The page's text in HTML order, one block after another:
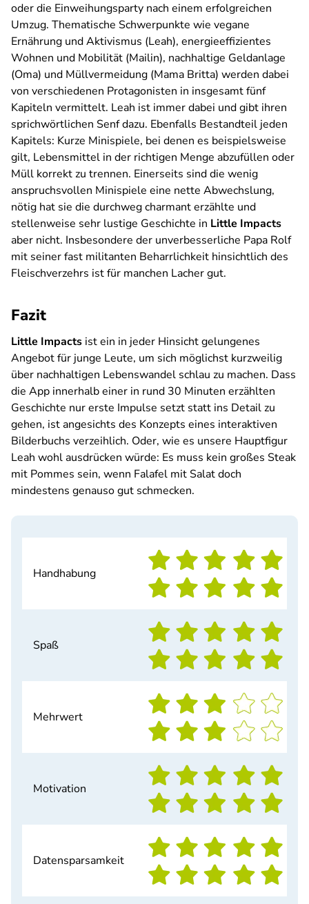
oder die Einweihungsparty nach einem erfolgreichen
Umzug. Thematische Schwerpunkte wie vegane
Ernährung und Aktivismus (Leah), energieeffizientes
Wohnen und Mobilität (Mailin), nachhaltige Geldanlage
(Oma) und Müllvermeidung (Mama Britta) werden dabei
von verschiedenen Protagonisten in insgesamt fünf
Kapiteln vermittelt. Leah ist immer dabei und gibt ihren
sprichwörtlichen Senf dazu. Ebenfalls Bestandteil jeden
Kapitels: Kurze Minispiele, bei denen es beispielsweise
gilt, Lebensmittel in der richtigen Menge abzufüllen oder
Müll korrekt zu trennen. Einerseits sind die wenig
anspruchsvollen Minispiele eine nette Abwechslung,
nötig hat sie die durchweg charmant erzählte und
stellenweise sehr lustige Geschichte in Little Impacts
aber nicht. Insbesondere der unverbesserliche Papa Rolf
mit seiner fast militanten Beharrlichkeit hinsichtlich des
Fleischverzehrs ist für manchen Lacher gut.
Fazit
Little Impacts ist ein in jeder Hinsicht gelungenes
Angebot für junge Leute, um sich möglichst kurzweilig
über nachhaltigen Lebenswandel schlau zu machen. Dass
die App innerhalb einer in rund 30 Minuten erzählten
Geschichte nur erste Impulse setzt statt ins Detail zu
gehen, ist angesichts des Konzepts eines interaktiven
Bilderbuchs verzeihlich. Oder, wie es unsere Hauptfigur
Leah wohl ausdrücken würde: Es muss kein großes Steak
mit Pommes sein, wenn Falafel mit Salat doch
mindestens genauso gut schmecken.
Handhabung
Spaß
Mehrwert
Motivation
Datensparsamkeit